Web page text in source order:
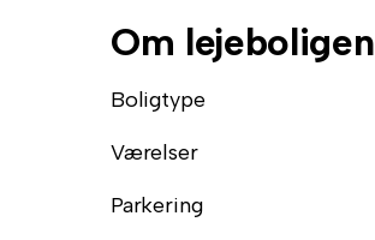
Om lejeboligen
Boligtype
Værelser
Parkering